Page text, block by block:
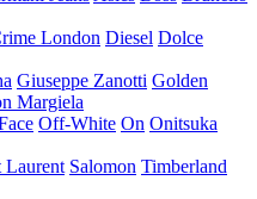
London Diesel Dolce
Giuseppe Zanotti Golden
Margiela
Off-White On Onitsuka
Laurent Salomon Timberland